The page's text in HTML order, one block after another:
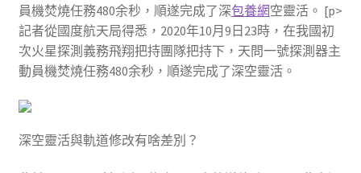
員機焚燒任務480余秒，順遂完成了深包養網空靈活。 [p>
記者從國度航天局得悉，2020年10月9日23時，在我國初
次火星探測義務飛翔把持團隊把持下，天問一號探測器主
動員機焚燒任務480余秒，順遂完成了深空靈活。
深空靈活與軌道修改有啥差別？